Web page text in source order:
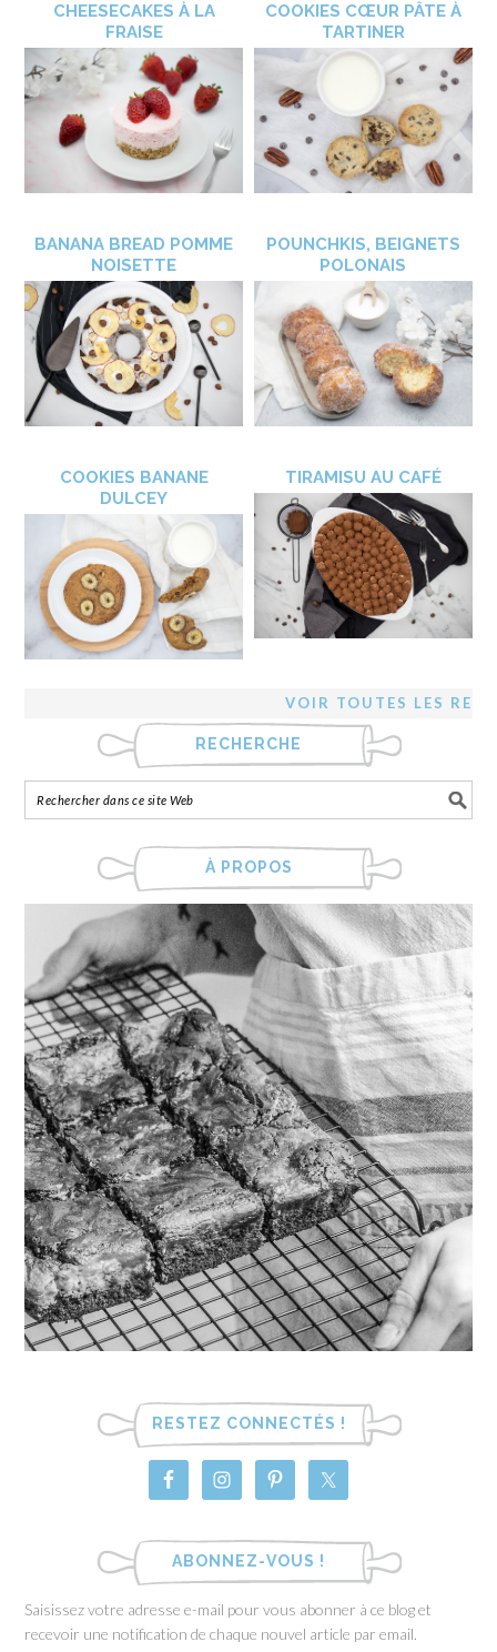
CHEESECAKES À LA
FRAISE
COOKIES CŒUR PÂTE À
TARTINER
BANANA BREAD POMME
NOISETTE
POUNCHKIS, BEIGNETS
POLONAIS
COOKIES BANANE
DULCEY
TIRAMISU AU CAFÉ
VOIR TOUTES LES
RECHERCHE
À PROPOS
RESTEZ CONNECTÉS !
ABONNEZ-VOUS !
Saisissez votre adresse e-mail pour vous abonner à ce blog et
recevoir une notification de chaque nouvel article par email.